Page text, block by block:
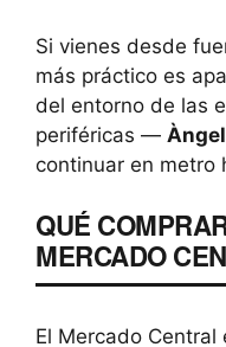
Si vienes desde
más práctico es
del entorno de las
periféricas —
continuar en metro
QUÉ
MERCADO
El Mercado